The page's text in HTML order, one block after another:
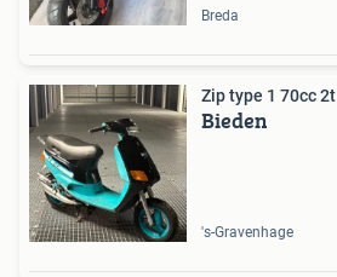
Breda
Zip type 1 70cc 2t
Bieden
's-Gravenhage